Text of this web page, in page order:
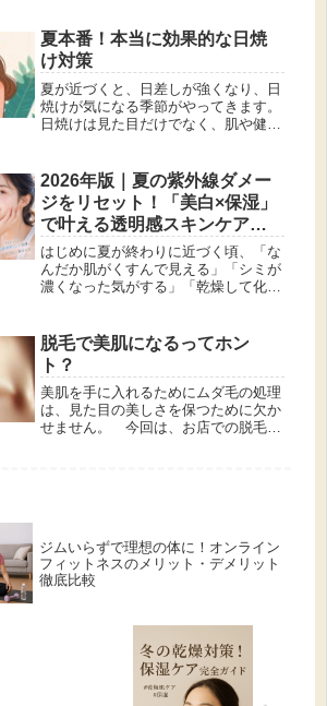
ケアが重要です。 今回は、夏に特に
取り入れたい毛穴ケアの方法を紹介...
夏本番！本当に効果的な日焼
け対策
夏が近づくと、日差しが強くなり、日
焼けが気になる季節がやってきます。
日焼けは見た目だけでなく、肌や健康
今回は、日焼けの原因や影響、そして
効果的な日焼け対策について詳しくご
紹...
2026年版｜夏の紫外線ダメー
ジをリセット！「美白×保湿」
で叶える透明感スキンケア完
全ガイド
はじめに夏が終わりに近づく頃、「な
んだか肌がくすんで見える」「シミが
濃くなった気がする」「乾燥して化粧
れた紫外線ダメージです。紫外線は日
焼けを引き起こすだけではなく、肌の
水...
脱毛で美肌になるってホン
ト？
美肌を手に入れるためにムダ毛の処理
は、見た目の美しさを保つために欠か
せません。 今回は、お店での脱毛に
ジムいらずで理想の体に！オンライン
フィットネスのメリット・デメリット
徹底比較